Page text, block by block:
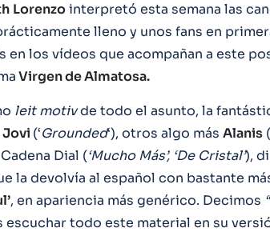
Lorenzointerpretó esta semana las
lleno y unos fans en
en los vídeos que acompañan a este
Virgen de Almatosa.
leit motivde todo el asunto, la
Jovi (‘Grounded‘), otros algo más Alanis (
Dial (‘Mucho Más’, ‘De Cristal’),
la devolvía al español con bastante
, en apariencia más genérico. Decimos
todo este material en su